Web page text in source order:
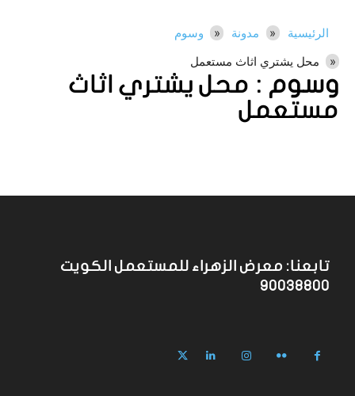
وسوم : محل يشتري اثاث
مستعمل
الرئيسية مدونة
وسوم
محل يشتري اثاث مستعمل
تابعنا: معرض الزهراء للمستعمل الكويت
90038800